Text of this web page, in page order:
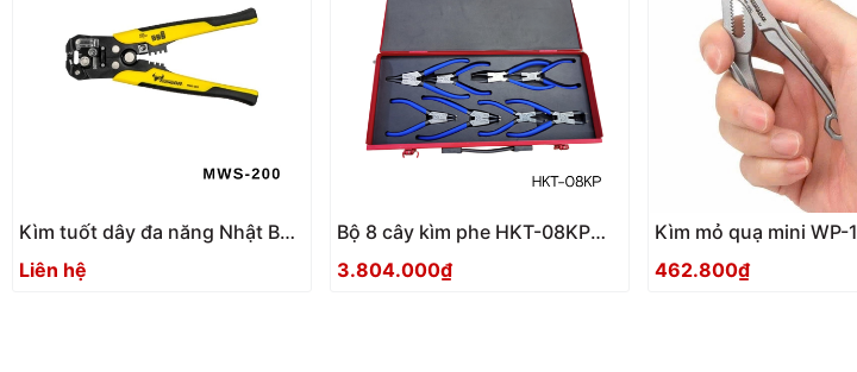
Kìm tuốt dây đa năng Nhật Bản
Tsunoda MWS-200
Liên hệ
Bộ 8 cây kìm phe HKT-08KP
Nhật Bản
3.804.000₫
Kìm mỏ quạ mini WP-
Tsunoda Nhật Bản
462.800₫